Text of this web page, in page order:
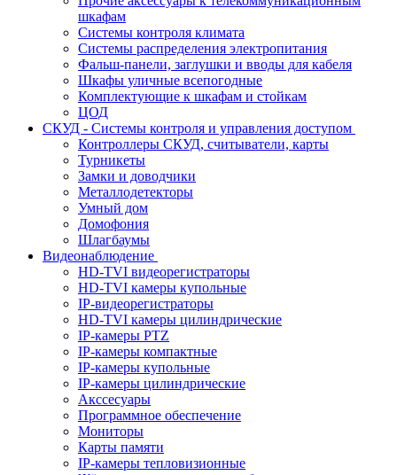
шкафам
Системы контроля климата
Системы распределения электропитания
Фальш-панели, заглушки и вводы для кабеля
Шкафы уличные всепогодные
Комплектующие к шкафам и стойкам
ЦОД
СКУД - Системы контроля и управления доступом
Контроллеры СКУД, считыватели, карты
Турникеты
Замки и доводчики
Металлодетекторы
Умный дом
Домофония
Шлагбаумы
Видеонаблюдение
HD-TVI видеорегистраторы
HD-TVI камеры купольные
IP-видеорегистраторы
HD-TVI камеры цилиндрические
IP-камеры PTZ
IP-камеры компактные
IP-камеры купольные
IP-камеры цилиндрические
Акссесуары
Программное обеспечение
Мониторы
Карты памяти
IP-камеры тепловизионные